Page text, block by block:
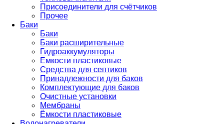
Присоединители для счётчиков
Прочее
Баки
Баки
Баки расширительные
Гидроаккумуляторы
Емкости пластиковые
Средства для септиков
Принадлежности для баков
Комплектующие для баков
Очистные установки
Мембраны
Ёмкости пластиковые